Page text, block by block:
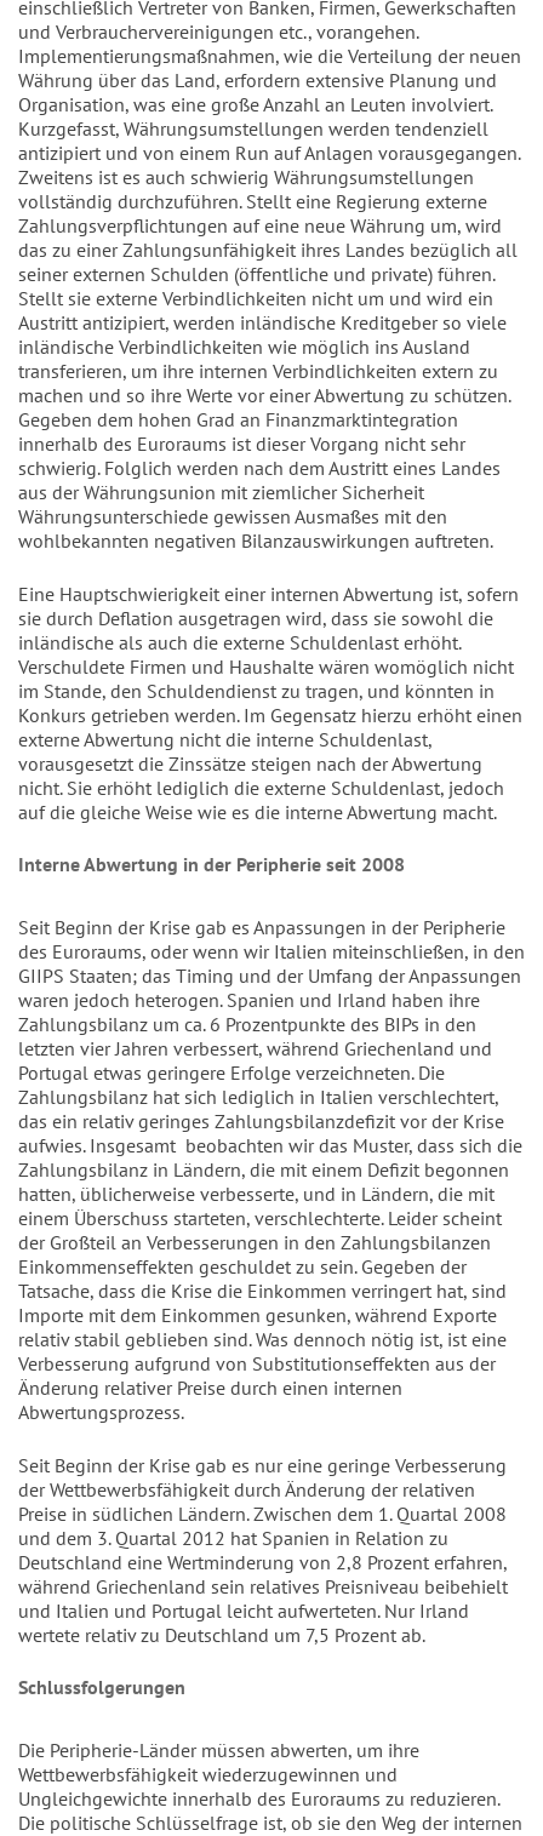
einschließlich Vertreter von Banken, Firmen, Gewerkschaften
und Verbrauchervereinigungen etc., vorangehen.
Implementierungsmaßnahmen, wie die Verteilung der neuen
Währung über das Land, erfordern extensive Planung und
Organisation, was eine große Anzahl an Leuten involviert.
Kurzgefasst, Währungsumstellungen werden tendenziell
antizipiert und von einem Run auf Anlagen vorausgegangen.
Zweitens ist es auch schwierig Währungsumstellungen
vollständig durchzuführen. Stellt eine Regierung externe
Zahlungsverpflichtungen auf eine neue Währung um, wird
das zu einer Zahlungsunfähigkeit ihres Landes bezüglich all
seiner externen Schulden (öffentliche und private) führen.
Stellt sie externe Verbindlichkeiten nicht um und wird ein
Austritt antizipiert, werden inländische Kreditgeber so viele
inländische Verbindlichkeiten wie möglich ins Ausland
transferieren, um ihre internen Verbindlichkeiten extern zu
machen und so ihre Werte vor einer Abwertung zu schützen.
Gegeben dem hohen Grad an Finanzmarktintegration
innerhalb des Euroraums ist dieser Vorgang nicht sehr
schwierig. Folglich werden nach dem Austritt eines Landes
aus der Währungsunion mit ziemlicher Sicherheit
Währungsunterschiede gewissen Ausmaßes mit den
wohlbekannten negativen Bilanzauswirkungen auftreten.
Eine Hauptschwierigkeit einer internen Abwertung ist, sofern
sie durch Deflation ausgetragen wird, dass sie sowohl die
inländische als auch die externe Schuldenlast erhöht.
Verschuldete Firmen und Haushalte wären womöglich nicht
im Stande, den Schuldendienst zu tragen, und könnten in
Konkurs getrieben werden. Im Gegensatz hierzu erhöht einen
externe Abwertung nicht die interne Schuldenlast,
vorausgesetzt die Zinssätze steigen nach der Abwertung
nicht. Sie erhöht lediglich die externe Schuldenlast, jedoch
auf die gleiche Weise wie es die interne Abwertung macht.
Interne Abwertung in der Peripherie seit 2008
Seit Beginn der Krise gab es Anpassungen in der Peripherie
des Euroraums, oder wenn wir Italien miteinschließen, in den
GIIPS Staaten; das Timing und der Umfang der Anpassungen
waren jedoch heterogen. Spanien und Irland haben ihre
Zahlungsbilanz um ca. 6 Prozentpunkte des BIPs in den
letzten vier Jahren verbessert, während Griechenland und
Portugal etwas geringere Erfolge verzeichneten. Die
Zahlungsbilanz hat sich lediglich in Italien verschlechtert,
das ein relativ geringes Zahlungsbilanzdefizit vor der Krise
aufwies. Insgesamt beobachten wir das Muster, dass sich die
Zahlungsbilanz in Ländern, die mit einem Defizit begonnen
hatten, üblicherweise verbesserte, und in Ländern, die mit
einem Überschuss starteten, verschlechterte. Leider scheint
der Großteil an Verbesserungen in den Zahlungsbilanzen
Einkommenseffekten geschuldet zu sein. Gegeben der
Tatsache, dass die Krise die Einkommen verringert hat, sind
Importe mit dem Einkommen gesunken, während Exporte
relativ stabil geblieben sind. Was dennoch nötig ist, ist eine
Verbesserung aufgrund von Substitutionseffekten aus der
Änderung relativer Preise durch einen internen
Abwertungsprozess.
Seit Beginn der Krise gab es nur eine geringe Verbesserung
der Wettbewerbsfähigkeit durch Änderung der relativen
Preise in südlichen Ländern. Zwischen dem 1. Quartal 2008
und dem 3. Quartal 2012 hat Spanien in Relation zu
Deutschland eine Wertminderung von 2,8 Prozent erfahren,
während Griechenland sein relatives Preisniveau beibehielt
und Italien und Portugal leicht aufwerteten. Nur Irland
wertete relativ zu Deutschland um 7,5 Prozent ab.
Schlussfolgerungen
Die Peripherie-Länder müssen abwerten, um ihre
Wettbewerbsfähigkeit wiederzugewinnen und
Ungleichgewichte innerhalb des Euroraums zu reduzieren.
Die politische Schlüsselfrage ist, ob sie den Weg der internen